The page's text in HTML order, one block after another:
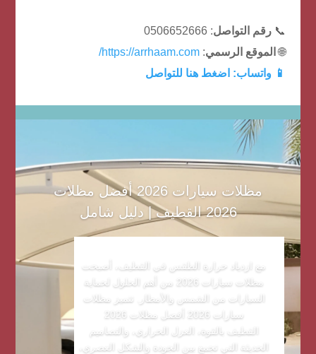
📞 رقم التواصل: 0506652666
🌐 الموقع الرسمي:
https://arrhaam.com/
📱 واتساب: اضغط هنا للتواصل
مظلات سيارات 2026 أفضل مظلات
2026 القطيف | دليل شامل
مع ازدياد حرارة الطقس في القطيف، أصبحت
مظلات سيارات 2026 من أهم الحلول لحماية
السيارات من الشمس والأمطار. تتميز مظلات
سيارات 2026 أفضل مظلات 2026
القطيف بالقوة، العزل الحراري، والتصاميم
الحديثة التي تجمع بين الجودة والشكل العصري،